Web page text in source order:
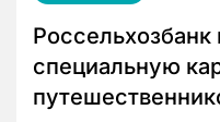
Россельхозбанк
специальную